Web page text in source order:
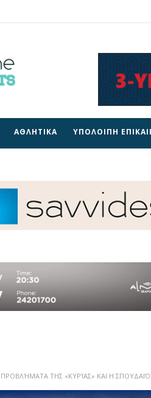
ΑΘΛΗΤΙΚΑ ΥΠΟΛΟΙΠΗ
ΤΗΣ «ΚΥΡΊΑΣ» ΚΑΙ Η